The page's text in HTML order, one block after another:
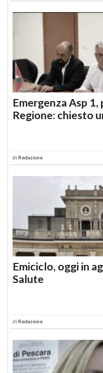
Emergenza Asp
Regione: chiesto
di Redazione
Emiciclo, oggi in
Salute
di Redazione